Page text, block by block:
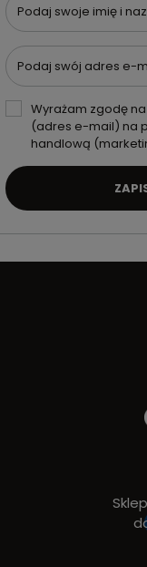
Podaj swoje imię i
Podaj swój adres e-
Wyrażam zgodę
(adres e-mail) na
handlową